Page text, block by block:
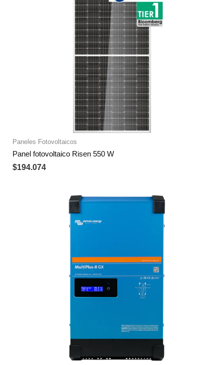
Paneles Fotovoltaicos
Panel fotovoltaico Risen 550 W
$194.074